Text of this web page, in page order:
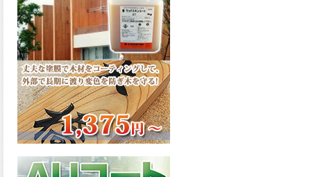
ス機能を追加しバージョンア
ップ、UAV-78700 クリヤーラ
ッカー・ハイフラットが新し
く販売開始致しました。ご購
入はこちらから。
2026.03.03
木の素材感はそのまま活か
し、汚れや日焼け・黄ばみを
防ぐことができる、白木肌2が
新しく販売開始致しました。
2026.03.03